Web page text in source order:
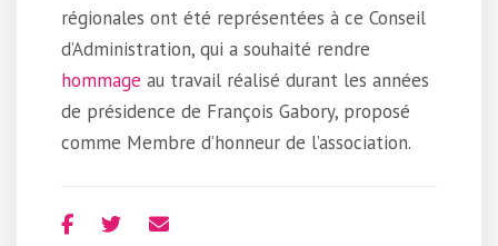
régionales ont été représentées à ce Conseil
d’Administration, qui a souhaité rendre
hommage au travail réalisé durant les années
de présidence de François Gabory, proposé
comme Membre d’honneur de l’association.